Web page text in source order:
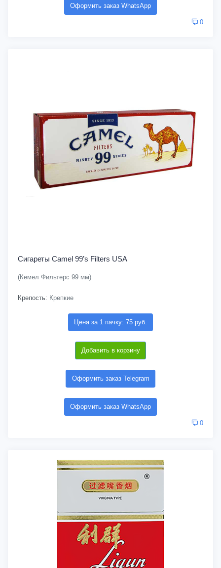
Оформить заказ WhatsApp
0
Сигареты Camel 99’s Filters USA
(Кемел Фильтерс 99 мм)
Крепость: Крепкие
Цена за 1 пачку: 75 руб.
Добавить в корзину
Оформить заказ Telegram
Оформить заказ WhatsApp
0